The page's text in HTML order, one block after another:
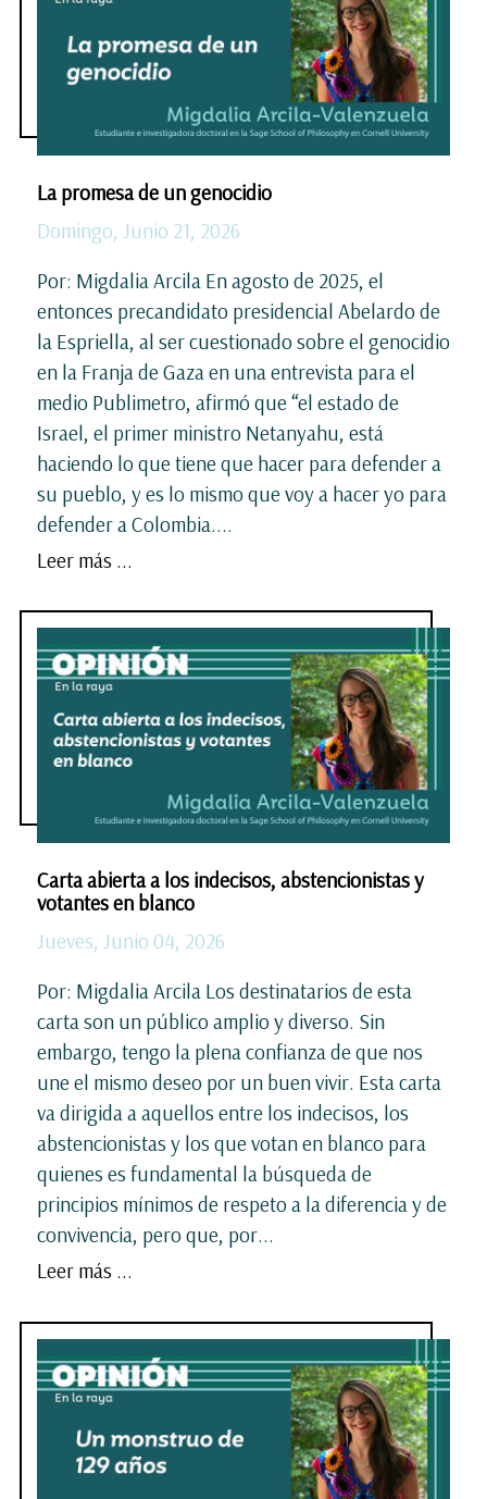
La promesa de un genocidio
Domingo, Junio 21, 2026
Por: Migdalia Arcila En agosto de 2025, el
entonces precandidato presidencial Abelardo de
la Espriella, al ser cuestionado sobre el genocidio
en la Franja de Gaza en una entrevista para el
medio Publimetro, afirmó que “el estado de
Israel, el primer ministro Netanyahu, está
haciendo lo que tiene que hacer para defender a
su pueblo, y es lo mismo que voy a hacer yo para
defender a Colombia....
Leer más ...
Carta abierta a los indecisos, abstencionistas y
votantes en blanco
Jueves, Junio 04, 2026
Por: Migdalia Arcila Los destinatarios de esta
carta son un público amplio y diverso. Sin
embargo, tengo la plena confianza de que nos
une el mismo deseo por un buen vivir. Esta carta
va dirigida a aquellos entre los indecisos, los
abstencionistas y los que votan en blanco para
quienes es fundamental la búsqueda de
principios mínimos de respeto a la diferencia y de
convivencia, pero que, por...
Leer más ...